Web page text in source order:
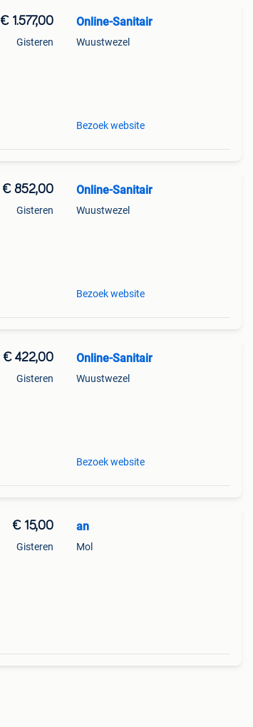
€ 1.577,00
Gisteren
Online-Sanitair
Wuustwezel
Bezoek website
€ 852,00
Gisteren
Online-Sanitair
Wuustwezel
Bezoek website
€ 422,00
Gisteren
Online-Sanitair
Wuustwezel
Bezoek website
€ 15,00
Gisteren
an
Mol